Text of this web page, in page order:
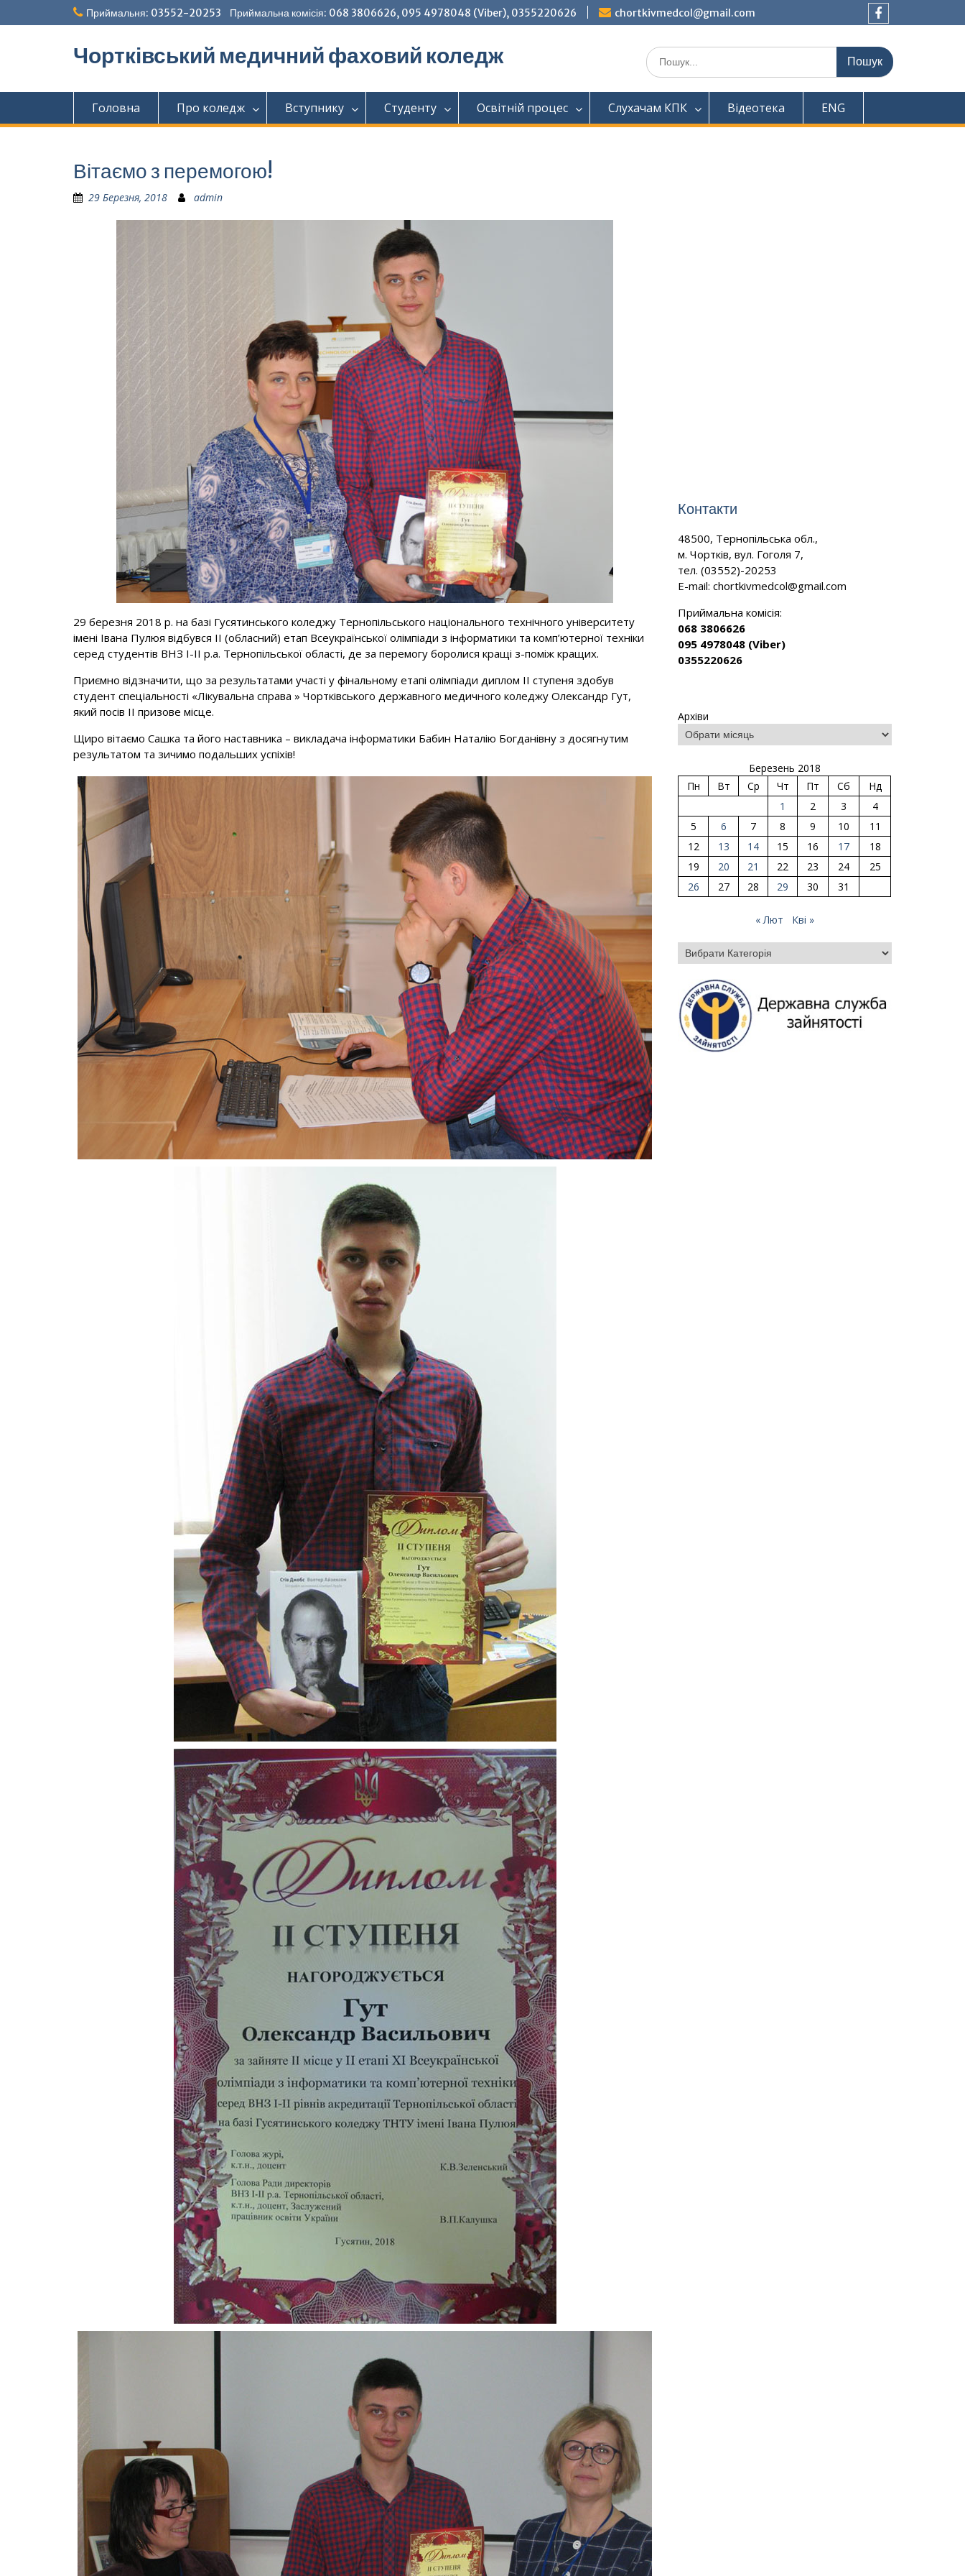
до
Приймальня: 03552-20253 Приймальна комісія: 068 3806626, 095 4978048 (Viber), 0355220626
chortkivmedcol@gmail.com
Чортківський медичний фаховий коледж Шукати:
Головна Про коледж Вступнику Студенту Освітній процес Слухачам КПК Відеотека ENG
Вітаємо з перемогою!
29 Березня, 2018 admin
29 березня 2018 р. на базі Гусятинського коледжу Тернопільського національного технічного університету
імені Івана Пулюя відбувся ІІ (обласний) етап Всеукраїнської олімпіади з інформатики та комп’ютерної техніки
серед студентів ВНЗ І-ІІ р.а. Тернопільської області, де за перемогу боролися кращі з-поміж кращих.
Приємно відзначити, що за результатами участі у фінальному етапі олімпіади диплом ІІ ступеня здобув
студент спеціальності «Лікувальна справа » Чортківського державного медичного коледжу Олександр Гут,
який посів ІІ призове місце.
Щиро вітаємо Сашка та його наставника – викладача інформатики Бабин Наталію Богданівну з досягнутим
результатом та зичимо подальших успіхів!
Контакти
48500, Тернопільська обл.,
м. Чортків, вул. Гоголя 7,
тел. (03552)-20253
E-mail:chortkivmedcol@gmail.com
Приймальна комісія:
068 3806626
095 4978048 (Viber)
0355220626
Архіви
Березень 2018
Пн
Вт Ср Чт Пт Сб
Нд
1
2 3
4
5
6 7 8 9 10
11
12
13 14 15 16 17
18
19
20 21 22 23 24
25
26
27 28 29 30 31
« Лют Кві »
Категорії